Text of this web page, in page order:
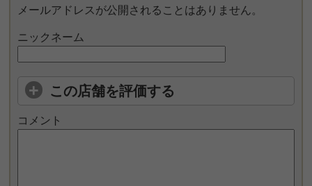
メールアドレスが公開されることはありません。
ニックネーム
この店舗を評価する
コメント